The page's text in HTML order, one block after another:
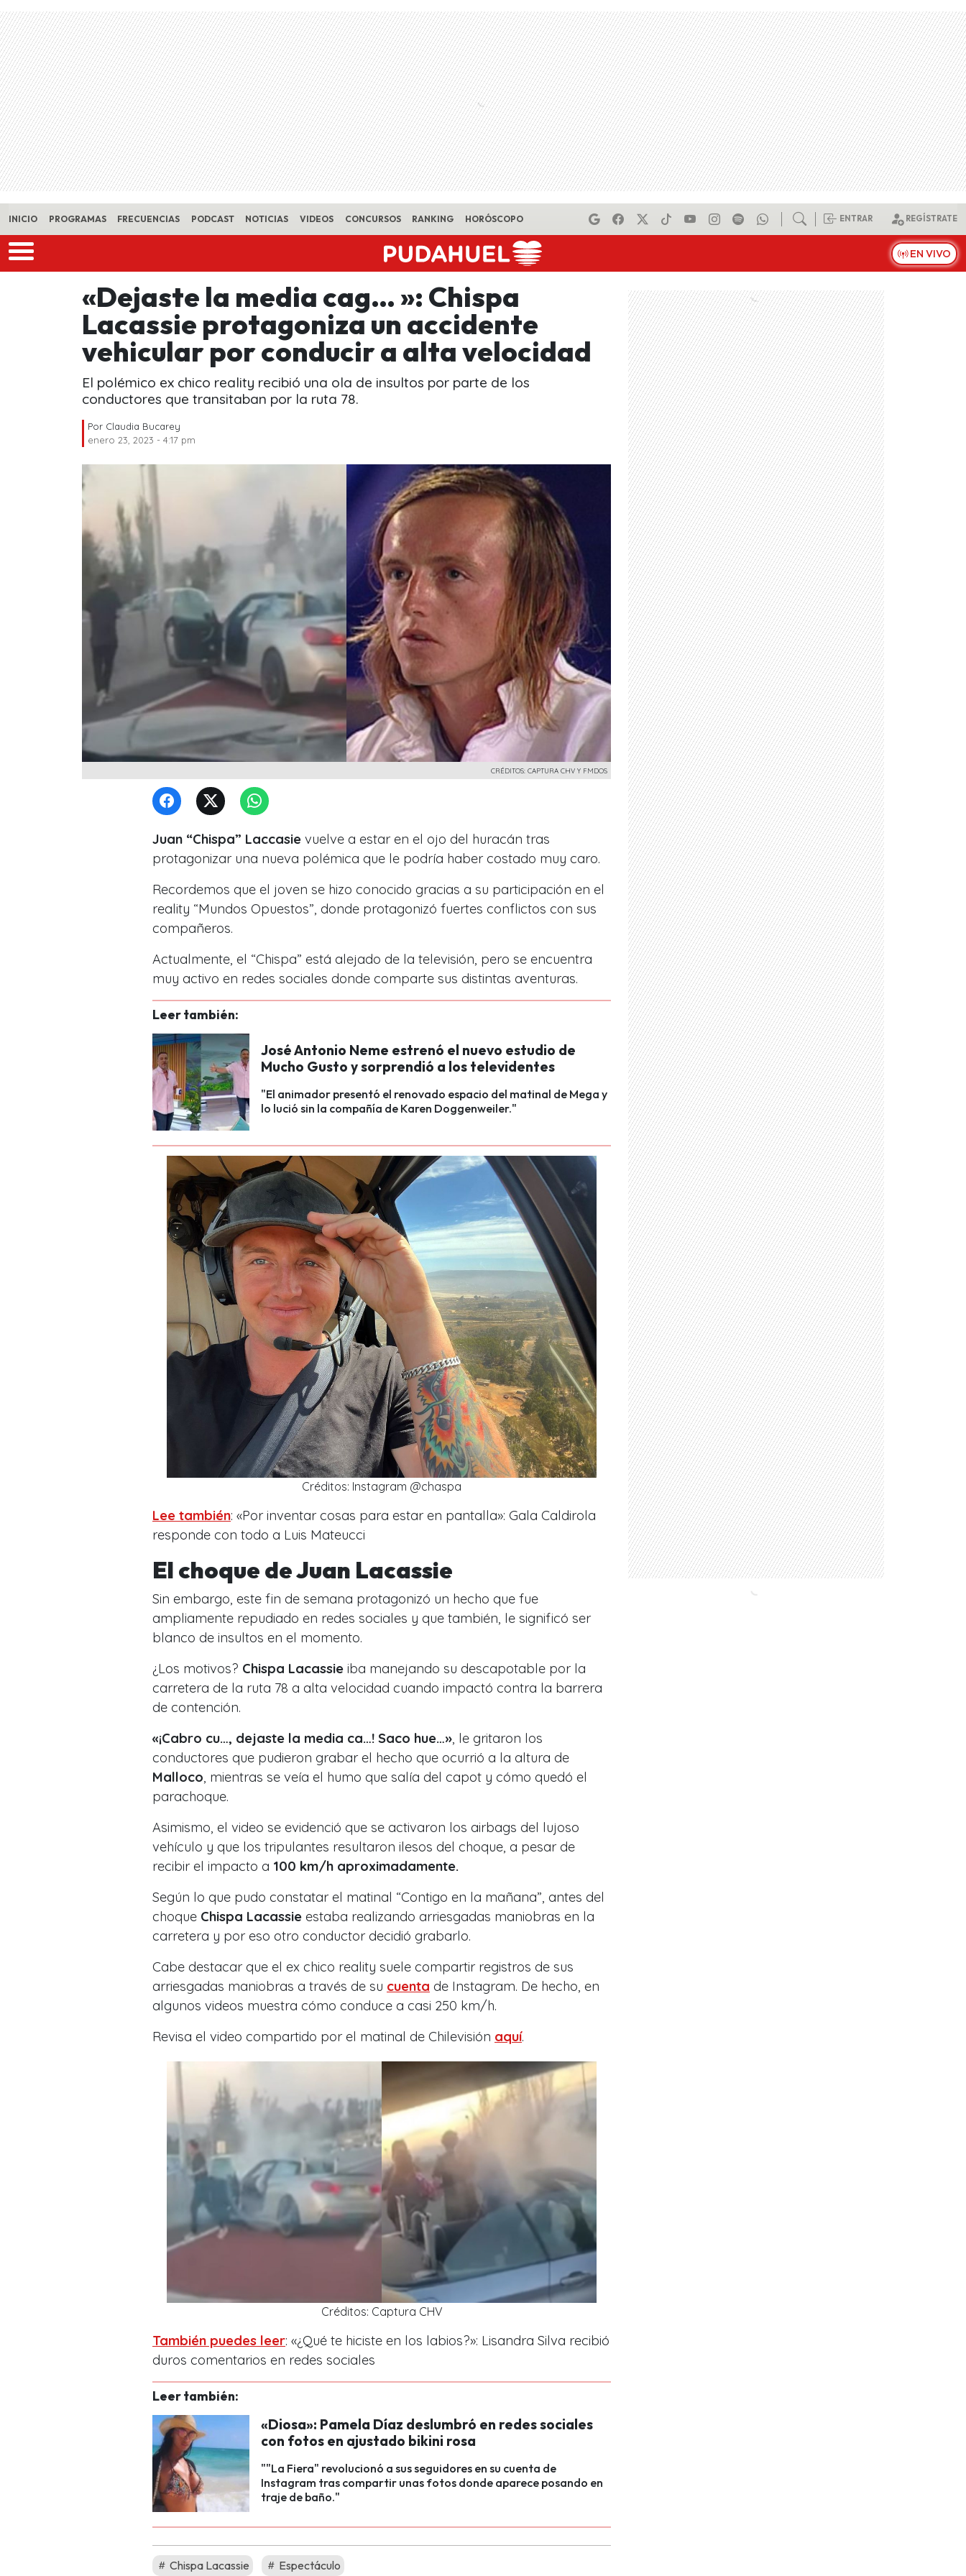
Skip to main content
INICIO PROGRAMAS FRECUENCIAS PODCAST NOTICIAS VIDEOS CONCURSOS RANKING HORÓSCOPO ENTRAR REGÍSTRATE
EN VIVO
«Dejaste la media cag… »: Chispa
Lacassie protagoniza un accidente
vehicular por conducir a alta velocidad
El polémico ex chico reality recibió una ola de insultos por parte de los
conductores que transitaban por la ruta 78.
Por Claudia Bucarey
enero 23, 2023 - 4:17 pm
CRÉDITOS: CAPTURA CHV Y FMDOS
Juan “Chispa” Laccasie vuelve a estar en el ojo del huracán tras
protagonizar una nueva polémica que le podría haber costado muy caro.
Recordemos que el joven se hizo conocido gracias a su participación en el
reality “Mundos Opuestos” , donde protagonizó fuertes conflictos con sus
compañeros.
Actualmente, el “Chispa” está alejado de la televisión, pero se encuentra
muy activo en redes sociales donde comparte sus distintas aventuras.
Leer también:
José Antonio Neme estrenó el nuevo estudio de
Mucho Gusto y sorprendió a los televidentes
"El animador presentó el renovado espacio del matinal de Mega y
lo lució sin la compañía de Karen Doggenweiler."
Créditos: Instagram @chaspa
Lee también: «Por inventar cosas para estar en pantalla»: Gala Caldirola
responde con todo a Luis Mateucci
El choque de Juan Lacassie
Sin embargo, este fin de semana protagonizó un hecho que fue
ampliamente repudiado en redes sociales y que también, le significó ser
blanco de insultos en el momento.
¿Los motivos? Chispa Lacassie iba manejando su descapotable por la
carretera de la ruta 78 a alta velocidad cuando impactó contra la barrera
de contención.
«¡Cabro cu…, dejaste la media ca…! Saco hue…» , le gritaron los
conductores que pudieron grabar el hecho que ocurrió a la altura de
Malloco , mientras se veía el humo que salía del capot y cómo quedó el
parachoque.
Asimismo, el video se evidenció que se activaron los airbags del lujoso
vehículo y que los tripulantes resultaron ilesos del choque, a pesar de
recibir el impacto a 100 km/h aproximadamente.
Según lo que pudo constatar el matinal “Contigo en la mañana”, antes del
choque Chispa Lacassie estaba realizando arriesgadas maniobras en la
carretera y por eso otro conductor decidió grabarlo.
Cabe destacar que el ex chico reality suele compartir registros de sus
arriesgadas maniobras a través de su cuenta de Instagram. De hecho, en
algunos videos muestra cómo conduce a casi 250 km/h.
Revisa el video compartido por el matinal de Chilevisión aquí.
Créditos: Captura CHV
También puedes leer: «¿Qué te hiciste en los labios?»: Lisandra Silva recibió
duros comentarios en redes sociales
Leer también:
«Diosa»: Pamela Díaz deslumbró en redes sociales
con fotos en ajustado bikini rosa
""La Fiera" revolucionó a sus seguidores en su cuenta de
Instagram tras compartir unas fotos donde aparece posando en
traje de baño."
Chispa Lacassie Espectáculo